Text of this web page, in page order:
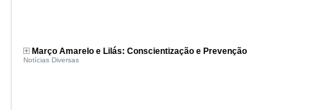
Março Amarelo e Lilás: Conscientização e Prevenção
Notícias Diversas